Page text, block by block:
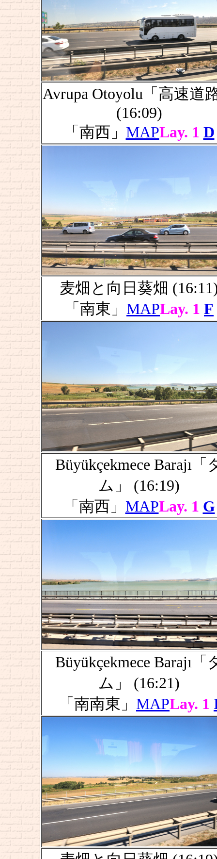
Avrupa Otoyolu「高速道
(16:09)
「南西」 MAPLay. 1 D
麦畑と向日葵畑
「南東」 MAPLay. 1 F
Büyükçekmece Barajı「
ム」 (16:19)
「南西」 MAPLay. 1 G
Büyükçekmece Barajı「
ム」 (16:21)
「南南東」 MAPLay. 1